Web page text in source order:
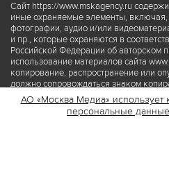
Сайт https://www.mskagency.ru
иные охраняемые элементы, включая,
фотографии, аудио и/или
и пр., которые охраняются в
Российской Федерации об
использование материалов сайта
копирование, распространение или
должно сопровождаться знаком
правообладателя © АО «Москва
www.mskagency.ru как на
материалов сайта www.mskagency.ru
АО «Москва Медиа» использует
персональные данные